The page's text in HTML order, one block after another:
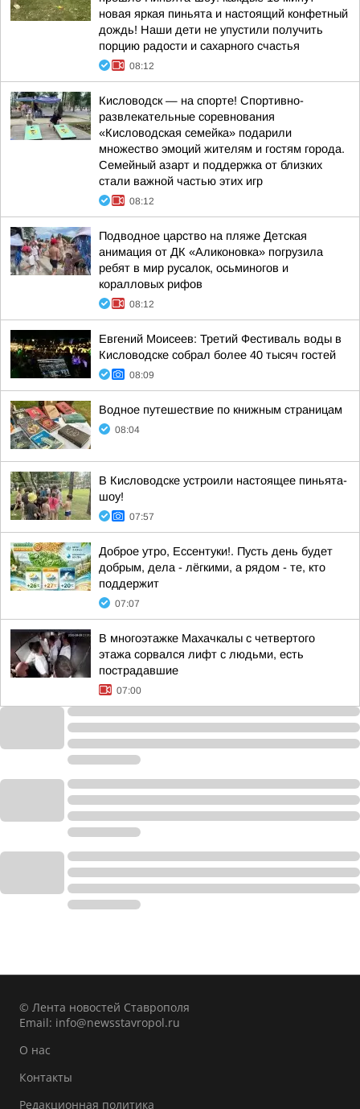
новая яркая пиньята и настоящий конфетный
дождь! Наши дети не упустили получить
порцию радости и сахарного счастья
08:12
Кисловодск — на спорте! Спортивно-
развлекательные соревнования
«Кисловодская семейка» подарили
множество эмоций жителям и гостям города.
Семейный азарт и поддержка от близких
стали важной частью этих игр
08:12
Подводное царство на пляже Детская
анимация от ДК «Аликоновка» погрузила
ребят в мир русалок, осьминогов и
коралловых рифов
08:12
Евгений Моисеев: Третий Фестиваль воды в
Кисловодске собрал более 40 тысяч гостей
08:09
Водное путешествие по книжным страницам
08:04
В Кисловодске устроили настоящее пиньята-
шоу!
07:57
Доброе утро, Ессентуки!. Пусть день будет
добрым, дела - лёгкими, а рядом - те, кто
поддержит
07:07
В многоэтажке Махачкалы с четвертого
этажа сорвался лифт с людьми, есть
пострадавшие
07:00
© Лента новостей Ставрополя
Email: info@newsstavropol.ru
О нас
Контакты
Редакционная политика